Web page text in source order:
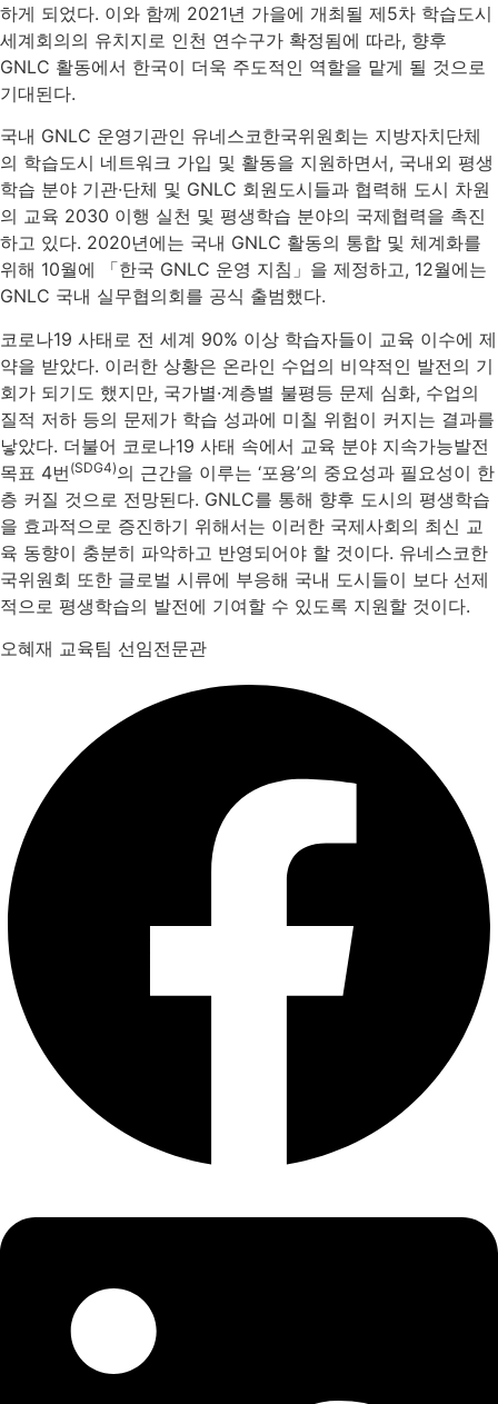
하게 되었다. 이와 함께 2021년 가을에 개최될 제5차 학습도시
세계회의의 유치지로 인천 연수구가 확정됨에 따라, 향후
GNLC 활동에서 한국이 더욱 주도적인 역할을 맡게 될 것으로
기대된다.
​국내 GNLC 운영기관인 유네스코한국위원회는 지방자치단체
의 학습도시 네트워크 가입 및 활동을 지원하면서, 국내외 평생
학습 분야 기관·단체 및 GNLC 회원도시들과 협력해 도시 차원
의 교육 2030 이행 실천 및 평생학습 분야의 국제협력을 촉진
하고 있다. 2020년에는 국내 GNLC 활동의 통합 및 체계화를
위해 10월에 「한국 GNLC 운영 지침」을 제정하고, 12월에는
GNLC 국내 실무협의회를 공식 출범했다.
​코로나19 사태로 전 세계 90% 이상 학습자들이 교육 이수에 제
약을 받았다. 이러한 상황은 온라인 수업의 비약적인 발전의 기
회가 되기도 했지만, 국가별·계층별 불평등 문제 심화, 수업의
질적 저하 등의 문제가 학습 성과에 미칠 위험이 커지는 결과를
낳았다. 더불어 코로나19 사태 속에서 교육 분야 지속가능발전
목표 4번 (SDG4)의 근간을 이루는 ‘포용’의 중요성과 필요성이 한
층 커질 것으로 전망된다. GNLC를 통해 향후 도시의 평생학습
을 효과적으로 증진하기 위해서는 이러한 국제사회의 최신 교
육 동향이 충분히 파악하고 반영되어야 할 것이다. 유네스코한
국위원회 또한 글로벌 시류에 부응해 국내 도시들이 보다 선제
적으로 평생학습의 발전에 기여할 수 있도록 지원할 것이다.
오혜재 교육팀 선임전문관